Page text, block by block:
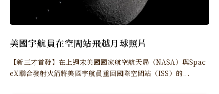
美國宇航員在空間站飛越月球照片
【新三才首發】在上週末美國國家航空航天局（NASA）與Spac
eX聯合發射火箭將美國宇航員重回國際空間站（ISS）的...